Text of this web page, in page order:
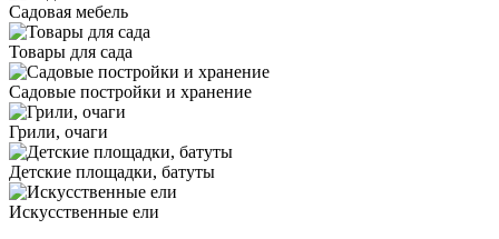
Садовая мебель
Товары для сада
Садовые постройки и хранение
Грили, очаги
Детские площадки, батуты
Искусственные ели